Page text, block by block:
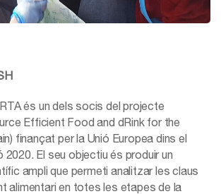
és un dels socis del projecte
Efficient Food and dRink for the
finançat per la Unió Europea dins el
El seu objectiu és produir un
ampli que permeti analitzar les claus
alimentari en totes les etapes de la